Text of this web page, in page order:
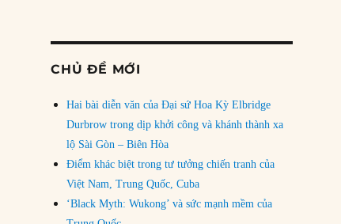
CHỦ ĐỀ MỚI
Hai bài diễn văn của Đại sứ Hoa Kỳ Elbridge
Durbrow trong dịp khởi công và khánh thành xa
lộ Sài Gòn – Biên Hòa
Điểm khác biệt trong tư tưởng chiến tranh của
Việt Nam, Trung Quốc, Cuba
‘Black Myth: Wukong’ và sức mạnh mềm của